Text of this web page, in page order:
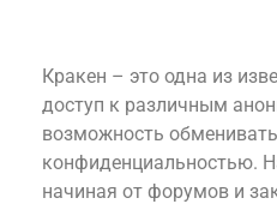
Кракен – это одна из
доступ к различным
возможность
конфиденциальностью.
начиная от форумов и